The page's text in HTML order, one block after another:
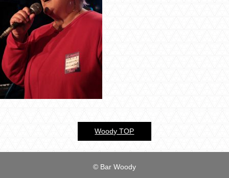
交通のご案内
フォトギャラリー
ブログ
Woody TOP
© Bar Woody